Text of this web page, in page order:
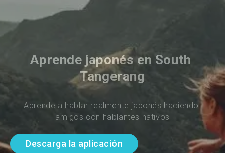
Aprende japonés en South
Tangerang
Aprende a hablar realmente japonés haciendo
amigos con hablantes nativos
Descarga la aplicación